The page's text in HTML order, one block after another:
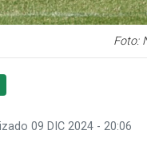
Foto:
09 DIC 2024 - 20:06